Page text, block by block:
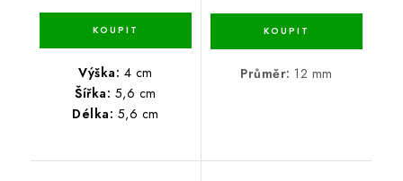
Výška: 4 cm
Šířka: 5,6 cm
Délka: 5,6 cm
Průměr: 12 mm